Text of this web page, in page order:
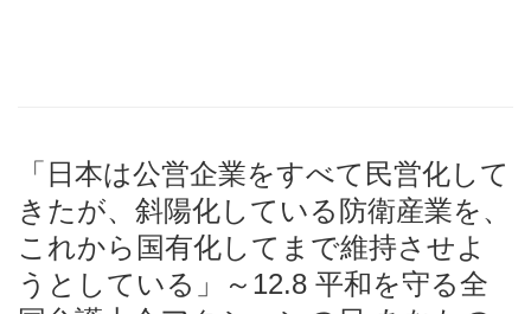
「日本は公営企業をすべて民営化して
きたが、斜陽化している防衛産業を、
これから国有化してまで維持させよ
うとしている」～12.8 平和を守る全